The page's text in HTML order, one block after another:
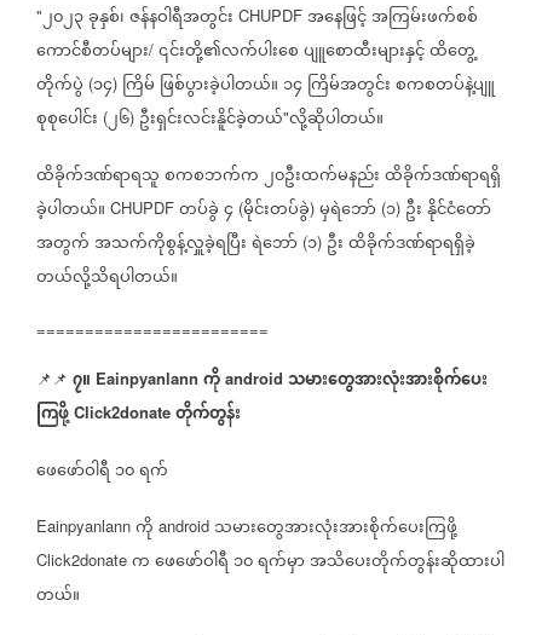
"၂၀၂၃ခုနှစ်၊ဇန်နဝါရီအတွင်း CHUPDF အနေဖြင့်အကြမ်းဖက်စစ်
ကောင်စီတပ်များ/ ၎င်းတို့၏လက်ပါးစေပျူစောထီးများနှင့်ထိတွေ့
တိုက်ပွဲ (၁၄) ကြိမ် ဖြစ်ပွားခဲ့ပါတယ်။ ၁၄ ကြိမ်အတွင်းစကစတပ်နဲ့ပျူ
စုစုပေါင်း (၂၆) ဦးရှင်းလင်းနိူင်ခဲ့တယ်"လို့ဆိုပါတယ်။
ထိခိုက်ဒဏ်ရာရသူစကစဘက်က၂၀ဦးထက်မနည်းထိခိုက်ဒဏ်ရာရရှိ
ခဲ့ပါတယ်။ CHUPDF တပ်ခွဲ၄ (မိုင်းတပ်ခွဲ) မှရဲဘော် (၁) ဦးနိုင်ငံတော်
အတွက်အသက်ကိုစွန့်လှူခဲ့ရပြီးရဲဘော် (၁) ဦးထိခိုက်ဒဏ်ရာရရှိခဲ့
တယ်လို့သိရပါတယ်။
========================
📌📌 ၇။ Eainpyanlann ကို android သမားတွေအားလုံးအားစိုက်ပေး
ကြဖို့ Click2donate တိုက်တွန်း
ဖေဖော်ဝါရီ ၁၀ရက်
Eainpyanlann ကို android သမားတွေအားလုံးအားစိုက်ပေးကြဖို့
Click2donate ကဖေဖော်ဝါရီ ၁၀ရက်မှာအသိပေးတိုက်တွန်းဆိုထားပါ
တယ်။